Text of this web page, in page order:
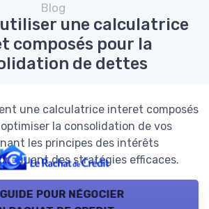
Blog
une calculatrice
composés pour la
de dettes
une calculatrice interet composés
la consolidation de vos
les principes des intérêts
des stratégies efficaces.
pour négocier